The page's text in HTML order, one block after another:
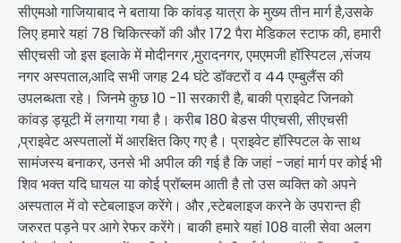
सीएमओ गाजियाबाद ने बताया कि कांवड़ यात्रा के मुख्य तीन मार्ग है,उसके
लिए हमारे यहां 78 चिकित्स्कों की और 172 पैरा मेडिकल स्टाफ की, हमारी
सीएचसी जो इस इलाके में मोदीनगर ,मुरादनगर, एमएमजी हॉस्पिटल ,संजय
नगर अस्पताल,आदि सभी जगह 24 घंटे डॉक्टरों व 44 एम्बुलैंस की
उपलब्धता रहे। जिनमे कुछ 10 -11 सरकारी है, बाकी प्राइवेट जिनको
कांवड़ ड्यूटी में लगाया गया है। करीब 180 बेडस पीएचसी, सीएचसी
,प्राइवेट अस्पतालों में आरक्षित किए गए है। प्राइवेट हॉस्पिटल के साथ
सामंजस्य बनाकर, उनसे भी अपील की गई है कि जहां -जहां मार्ग पर कोई भी
शिव भक्त यदि घायल या कोई प्रॉब्लम आती है तो उस व्यक्ति को अपने
अस्पताल में वो स्टेबलाइज करेंगे। और ,स्टेबलाइज करने के उपरान्त ही
जरुरत पड़ने पर आगे रेफर करेंगे। बाकी हमारे यहां 108 वाली सेवा अलग